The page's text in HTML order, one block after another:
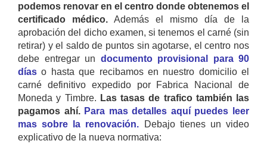
podemos renovar en el centro donde obtenemos el
certificado médico. Además el mismo día de la
aprobación del dicho examen, si tenemos el carné (sin
retirar) y el saldo de puntos sin agotarse, el centro nos
debe entregar un documento provisional para 90
días o hasta que recibamos en nuestro domicilio el
carné definitivo expedido por Fabrica Nacional de
Moneda y Timbre. Las tasas de trafico también las
pagamos ahí. Para mas detalles aquí puedes leer
mas sobre la renovación. Debajo tienes un video
explicativo de la nueva normativa: